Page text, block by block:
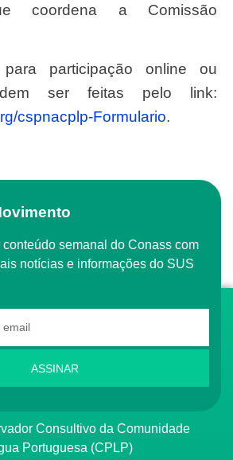
coordena a Comissão
participação online ou
ser feitas pelo link:
cspnacplp-Formulario.
notícias e informações do SUS
ASSINAR
Portuguesa (CPLP)